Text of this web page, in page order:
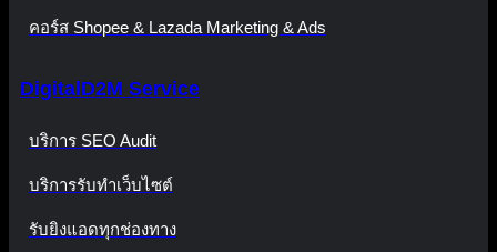
คอร์ส Shopee & Lazada Marketing & Ads
DigitalD2M Service
บริการ SEO Audit
บริการรับทำเว็บไซต์
รับยิงแอดทุกช่องทาง